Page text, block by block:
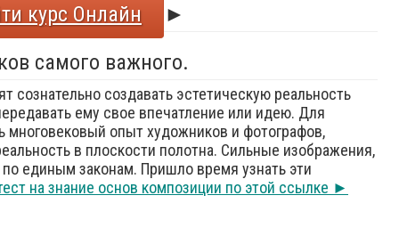
курс Онлайн
►
самого важного.
сознательно создавать эстетическую реальность
ему свое впечатление или идею. Для
многовековый опыт художников и фотографов,
в плоскости полотна. Сильные изображения,
единым законам. Пришло время узнать эти
на знание основ композиции по этой ссылке ►